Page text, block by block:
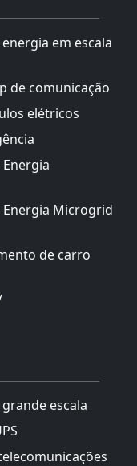
em escala
de comunicação
elétricos
Microgrid
de carro
escala